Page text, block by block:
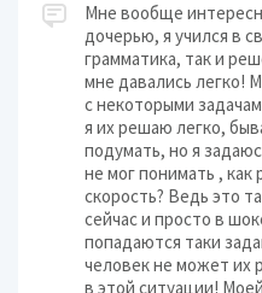
Мне вообще
дочерью, я учился в
грамматика, так и
мне давались легко!
с некоторыми
я их решаю легко,
подумать, но я
не мог понимать , как
скорость? Ведь это
сейчас и просто в
попадаются таки
человек не может их
в этой ситуации!